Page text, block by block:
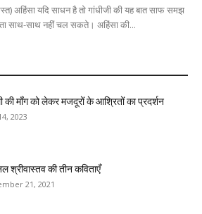
अहिंसा यदि साधन है तो गांधीजी की यह बात साफ समझ
साथ-साथ नहीं चल सकते। अहिंसा की...
की माँग को लेकर मजदूरों के आश्रितों का प्रदर्शन
2023
श्रीवास्तव की तीन कविताएँ
21, 2021